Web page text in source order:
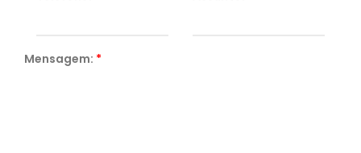
Mensagem: *